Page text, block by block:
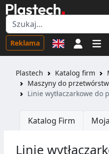
Reklama
Plastech Katalog firm
Maszyny do
Linie wytłaczarkowe do
Katalog Firm
Linie